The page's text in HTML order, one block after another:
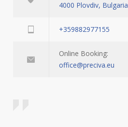
4000 Plovdiv, Bulgaria
+359882977155
Online Booking:
office@preciva.eu